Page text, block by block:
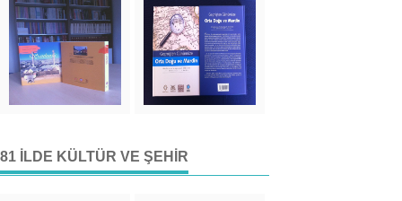
81 İLDE KÜLTÜR VE ŞEHIR